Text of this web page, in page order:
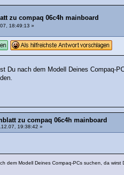
zu compaq 06c4h mainboard
18:49:13 »
Du nach dem Modell Deines Compaq-
zu compaq 06c4h mainboard
19:38:42 »
dem Modell Deines Compaq-PCs suchen, da